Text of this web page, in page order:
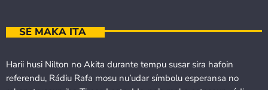
SÉ MAKA ITA
Harii husi Nilton no Akita durante tempu susar sira hafoin
referendu, Rádiu Rafa mosu nu’udar símbolu esperansa no